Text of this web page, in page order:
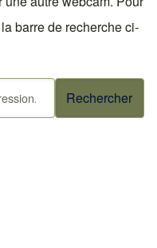
barre de recherche ci-